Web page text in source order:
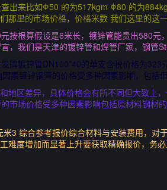
出来比如Φ50 的为517kgm Φ80 的为
里的市场价格，价格米数 我们这里的这
按根算假设是6米长，镀锌管能贵出580
，我们是天津的镀锌管和焊管厂家，钢管
牌镀锌管DN100*40的单支含税价格为
素镀锌钢管的价格受多种因素影响，包括
地区差异，具体价格会有所不同但大致上
市场价格受多种因素影响包括原材料钢材
3 综合参考报价综合材料与安装费用，
难度增加而显著上升要获取精确报价，务